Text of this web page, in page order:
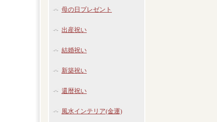
母の日プレゼント
出産祝い
結婚祝い
新築祝い
還暦祝い
風水インテリア(金運)